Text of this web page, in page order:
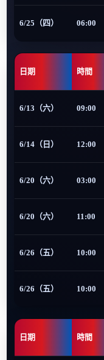
6/25（四） 06:00
日期 時間
6/13（六） 09:00
6/14（日） 12:00
6/20（六） 03:00
6/20（六） 11:00
6/26（五） 10:00
6/26（五） 10:00
日期 時間